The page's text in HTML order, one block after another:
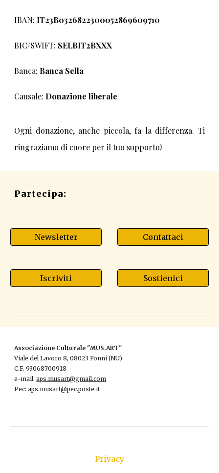
IBAN: IT23B0326822300052869609710
BIC/SWIFT: SELBIT2BXXX
Banca: Banca Sella
Causale: Donazione liberale
Ogni donazione, anche piccola, fa la differenza. Ti
ringraziamo di cuore per il tuo supporto!
Partecipa:
Newsletter Contattaci
Iscriviti Sostienici
Associazione Culturale "MUS.ART"
Viale del Lavoro 8, 08023 Fonni (NU)
C.F. ‭93068700918‬
e-mail:aps.musart@gmail.com
Pec: aps.musart@pec.poste.it
Privacy